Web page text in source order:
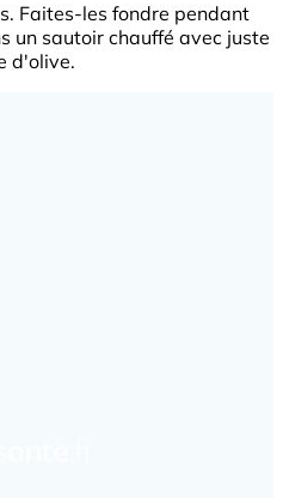
Faites-les fondre pendant
un sautoir chauffé avec juste
d'olive.